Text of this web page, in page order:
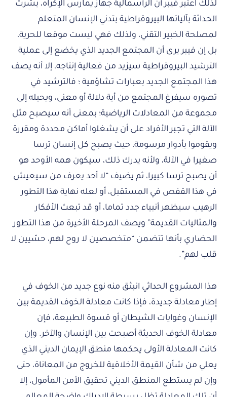
لذلك اعتبر فيبر أن الرأسمالية جهاز يمارس الإكراه، بشرت
الحداثة بآلياتها البيروقراطية بتدني الإنسان المتعلم
لمصلحة الخبير التقني، ولذلك فهي ليست موقعا للحرية،
بل إن فيبر يرى أن المجتمع الجديد الذي يخضع إلى عملية
الترشيد البيروقراطية سيزيد من فعالية إنتاجه، إلا أنه يصف
هذا المجتمع الجديد بعبارات تشاؤمية ؛ فالترشيد في
تصوره سيفرغ المجتمع من أية دلالة أو معنى، ويحيله إلى
مجموعة من المعادلات الرياضية؛ بمعنى أنه سيصبح مثل
الآلة التي تجبر الأفراد على أن يشغلوا أماكن محددة ومقررة
ويقوموا بأدوار مرسومة، حيث يصبح كل إنسان ترسا
صغيرا في الآلة، ولأنه يدرك ذلك، سيكون همه الأوحد هو
أن يصبح ترسا كبيرا، ثم يضيف “لا أحد يعرف من سيعيش
في هذا القفص في المستقبل، أو لعله نهاية هذا التطور
الرهيب سيظهر أنبياء جدد تماما، أو قد تبعث الأفكار
والمثاليات القديمة” ويصف المرحلة الأخيرة من هذا التطور
الحضاري بأنها تتضمن “متخصصين لا روح لهم، حسّيين لا
قلب لهم”.
هذا المشروع الحداثي انبثق منه نوع جديد من الخوف في
إطار معادلة جديدة، فإذا كانت معادلة الخوف القديمة بين
الإنسان وغوايات الشيطان أو قسوة الطبيعة، فإن
معادلة الخوف الحديثة أصبحت بين الإنسان والآخر. وإن
كانت المعادلة الأولى يحكمها منطق الإيمان الديني الذي
يعلي من شأن القيمة الأخلاقية للخروج من المعاناة، حتى
وإن لم يستطع المنطق الديني تحقيق الأمن المأمول، إلا